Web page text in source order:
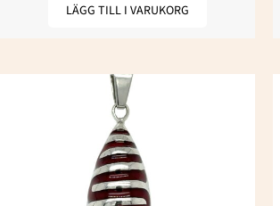
LÄGG TILL I VARUKORG